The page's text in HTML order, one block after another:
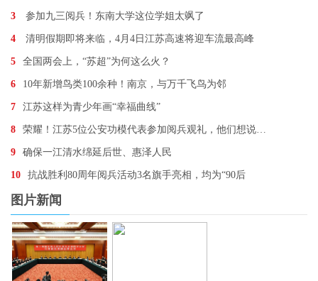
3 参加九三阅兵！东南大学这位学姐太飒了
4 清明假期即将来临，4月4日江苏高速将迎车流最高峰
5 全国两会上，“苏超”为何这么火？
6 10年新增鸟类100余种！南京，与万千飞鸟为邻
7 江苏这样为青少年画“幸福曲线”
8 荣耀！江苏5位公安功模代表参加阅兵观礼，他们想说…
9 确保一江清水绵延后世、惠泽人民
10 抗战胜利80周年阅兵活动3名旗手亮相，均为“90后
图片新闻